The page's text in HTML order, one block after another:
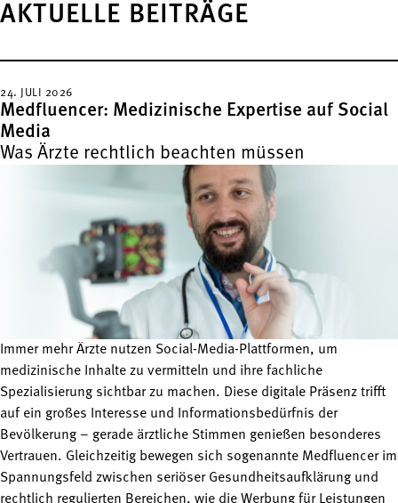
AKTUELLE BEITRÄGE
24. JULI 2026
Medfluencer: Medizinische Expertise auf Social
Media
Was Ärzte rechtlich beachten müssen
Immer mehr Ärzte nutzen Social-Media-Plattformen, um
medizinische Inhalte zu vermitteln und ihre fachliche
Spezialisierung sichtbar zu machen. Diese digitale Präsenz trifft
auf ein großes Interesse und Informationsbedürfnis der
Bevölkerung – gerade ärztliche Stimmen genießen besonderes
Vertrauen. Gleichzeitig bewegen sich sogenannte Medfluencer im
Spannungsfeld zwischen seriöser Gesundheitsaufklärung und
rechtlich regulierten Bereichen, wie die Werbung für Leistungen